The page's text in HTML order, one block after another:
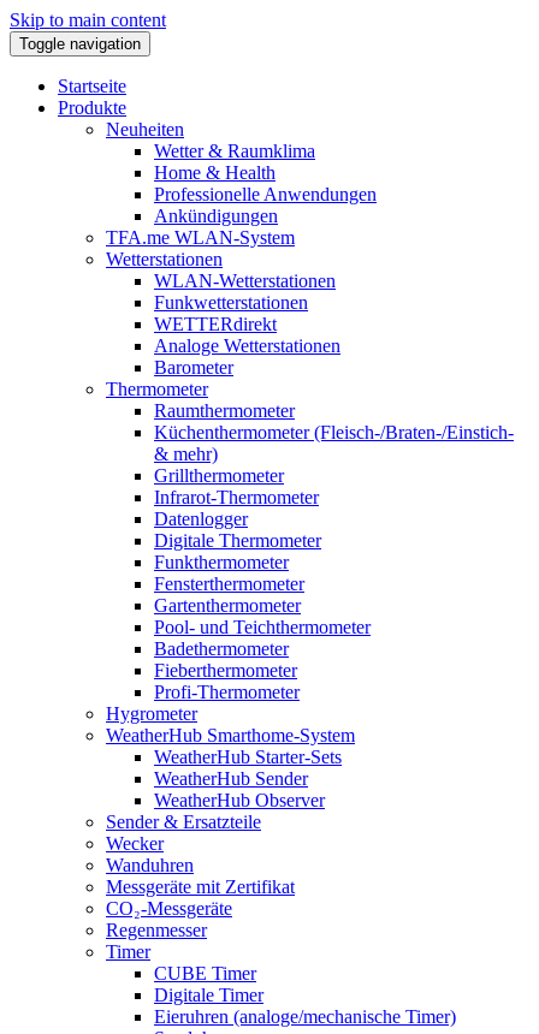
Skip to main content
Toggle navigation
Startseite
Produkte
Neuheiten
Wetter & Raumklima
Home & Health
Professionelle Anwendungen
Ankündigungen
TFA.me WLAN-System
Wetterstationen
WLAN-Wetterstationen
Funkwetterstationen
WETTERdirekt
Analoge Wetterstationen
Barometer
Thermometer
Raumthermometer
Küchenthermometer (Fleisch-/Braten-/Einstich-
& mehr)
Grillthermometer
Infrarot-Thermometer
Datenlogger
Digitale Thermometer
Funkthermometer
Fensterthermometer
Gartenthermometer
Pool- und Teichthermometer
Badethermometer
Fieberthermometer
Profi-Thermometer
Hygrometer
WeatherHub Smarthome-System
WeatherHub Starter-Sets
WeatherHub Sender
WeatherHub Observer
Sender & Ersatzteile
Wecker
Wanduhren
Messgeräte mit Zertifikat
CO₂-Messgeräte
Regenmesser
Timer
CUBE Timer
Digitale Timer
Eieruhren (analoge/mechanische Timer)